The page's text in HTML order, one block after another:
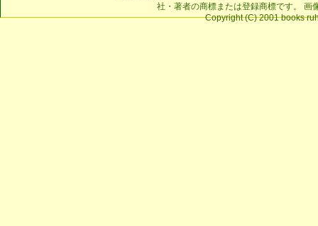
社・著者の商標または登録商標です。 画
Copyright (C) 2001 books